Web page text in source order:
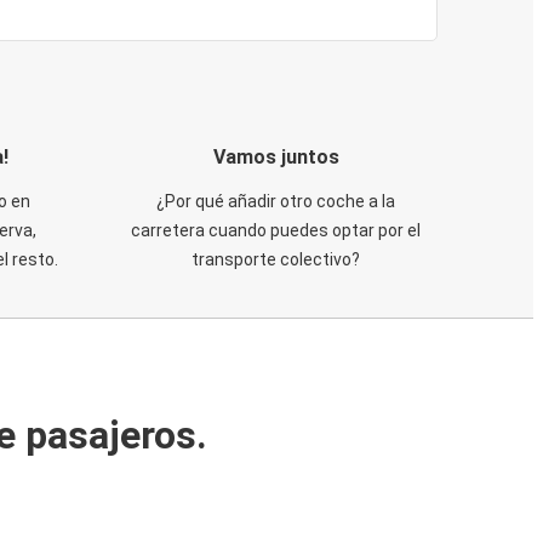
en
resto.
Vamos juntos
¿Por qué añadir otro coche a la
carretera cuando puedes optar por el
transporte colectivo?
pasajeros.